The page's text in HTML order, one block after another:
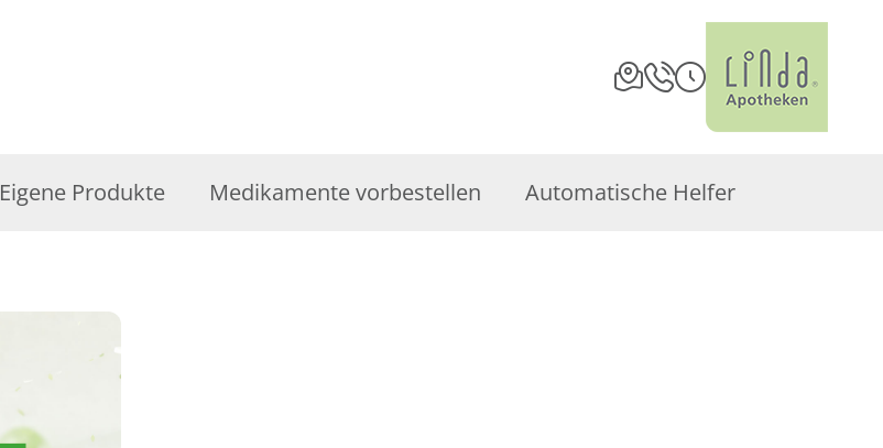
Eigene Produkte Medikamente vorbestellen Automatische Helfer